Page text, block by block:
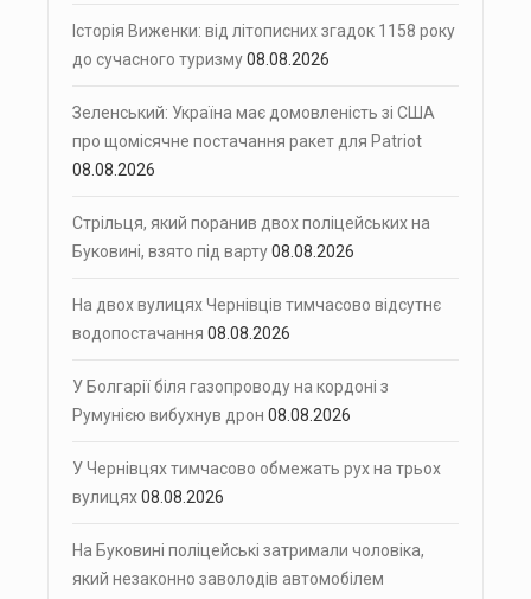
Історія Виженки: від літописних згадок 1158 року
до сучасного туризму08.08.2026
Зеленський: Україна має домовленість зі США
про щомісячне постачання ракет для Patriot
08.08.2026
Стрільця, який поранив двох поліцейських на
Буковині, взято під варту08.08.2026
На двох вулицях Чернівців тимчасово відсутнє
водопостачання 08.08.2026
У Болгарії біля газопроводу на кордоні з
Румунією вибухнув дрон 08.08.2026
У Чернівцях тимчасово обмежать рух на трьох
вулицях08.08.2026
На Буковині поліцейські затримали чоловіка,
який незаконно заволодів автомобілем